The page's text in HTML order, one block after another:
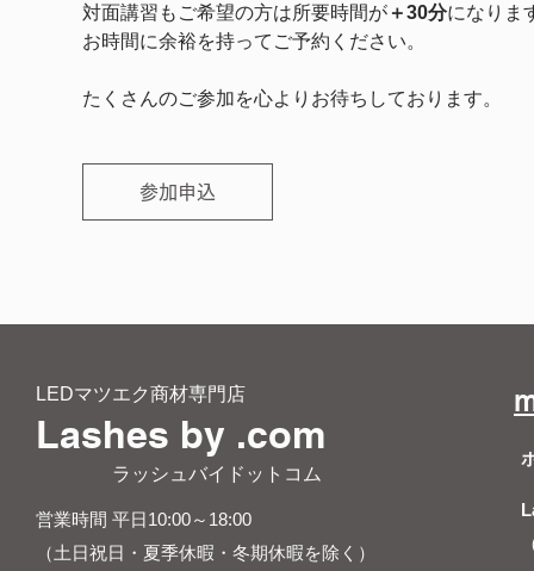
対面講習もご希望の方は所要時間が＋30分になりま
お時間に余裕を持ってご予約ください。
たくさんのご参加を心よりお待ちしております。
参加申込
LEDマツエク商材専門店
Lashes by .com
​ ラッシュバイドットコム
営業時間 平日10:00～18:00
（土日祝日・夏季休暇・冬期休暇を除く）